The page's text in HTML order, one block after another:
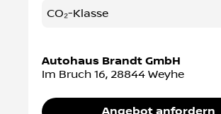
CO₂-Klasse
Autohaus Brandt GmbH
Im Bruch 16,28844 Weyhe
Angebot anfordern